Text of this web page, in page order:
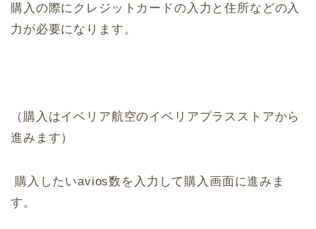
購入の際にクレジットカードの入力と住所などの入
力が必要になります。
（購入はイベリア航空のイベリアプラスストアから
進みます）
購入したいavios数を入力して購入画面に進みま
す。